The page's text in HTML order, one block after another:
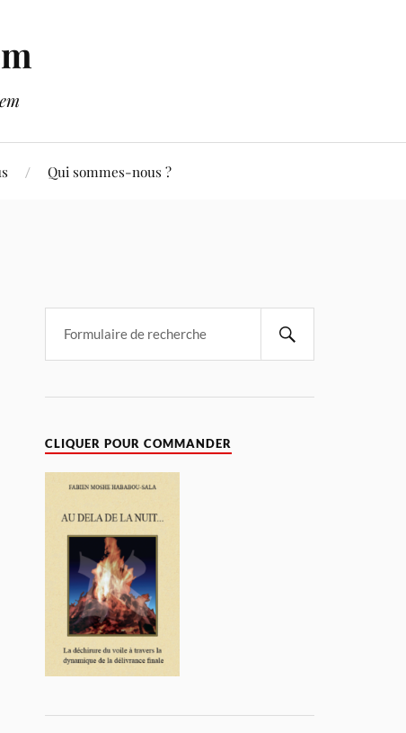
Qui sommes-nous ?
CLIQUER POUR COMMANDER